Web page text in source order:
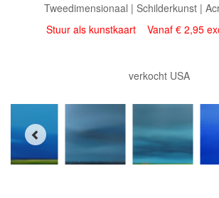
Tweedimensionaal | Schilderkunst |
Stuur als kunstkaart Vanaf € 2,95
verkocht USA